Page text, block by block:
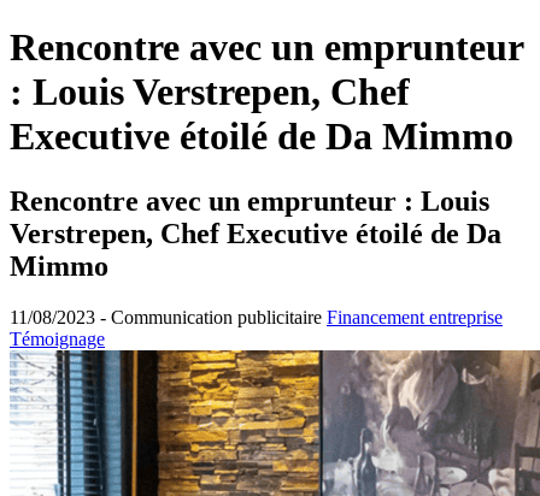
Rencontre avec un emprunteur
: Louis Verstrepen, Chef
Executive étoilé de Da Mimmo
Rencontre avec un emprunteur : Louis
Verstrepen, Chef Executive étoilé de Da
Mimmo
11/08/2023 - Communication publicitaire Financement entreprise
Témoignage